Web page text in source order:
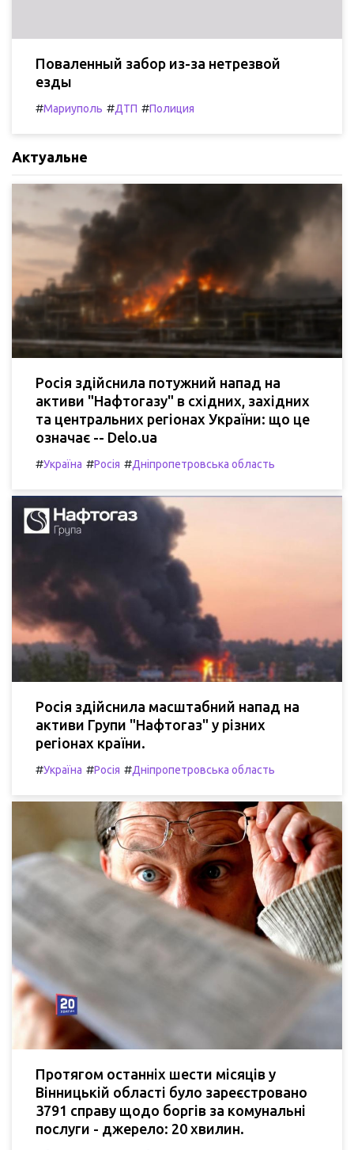
Поваленный забор из-за нетрезвой
езды
#Мариуполь #ДТП #Полиция
Актуальне
Росія здійснила потужний напад на
активи "Нафтогазу" в східних, західних
та центральних регіонах України: що це
означає -- Delo.ua
#Україна #Росія #Дніпропетровська область
Росія здійснила масштабний напад на
активи Групи "Нафтогаз" у різних
регіонах країни.
#Україна #Росія #Дніпропетровська область
Протягом останніх шести місяців у
Вінницькій області було зареєстровано
3791 справу щодо боргів за комунальні
послуги - джерело: 20 хвилин.